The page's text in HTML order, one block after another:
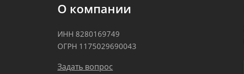
О компании
ИНН 8280169749
ОГРН 1175029690043
Задать вопрос